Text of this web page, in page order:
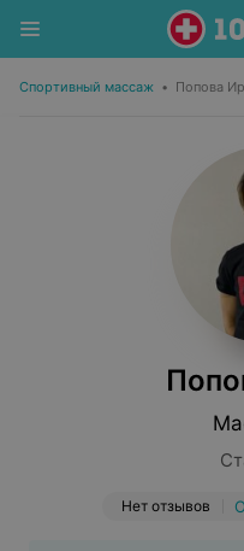
Спортивный массаж • Попова
Нет отзывов